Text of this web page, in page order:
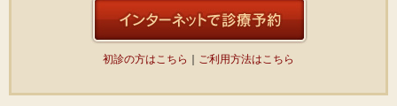
初診の方はこちら ご利用方法はこちら